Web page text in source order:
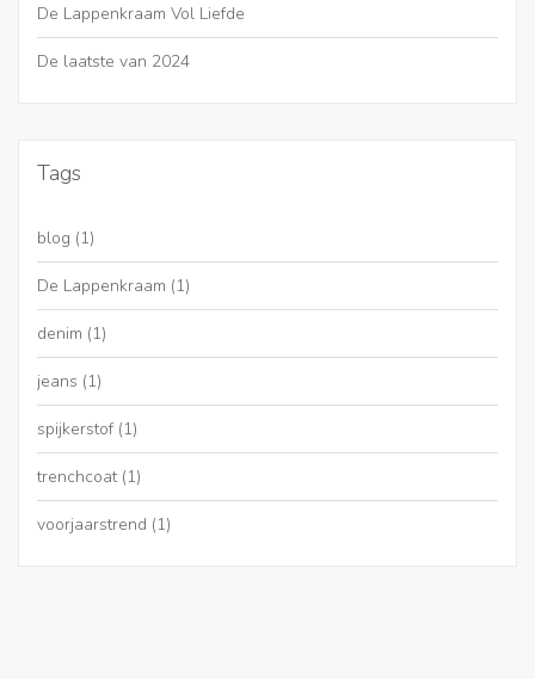
De Lappenkraam Vol Liefde
De laatste van 2024
Tags
blog (1)
De Lappenkraam (1)
denim (1)
jeans (1)
spijkerstof (1)
trenchcoat (1)
voorjaarstrend (1)